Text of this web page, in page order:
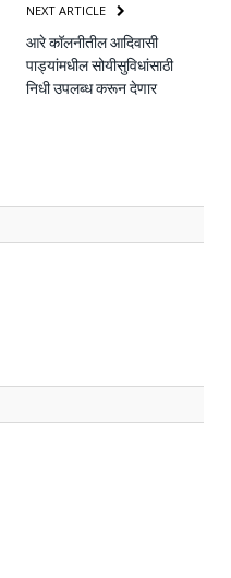
NEXT ARTICLE
आरे कॉलनीतील आदिवासी
पाड्यांमधील सोयीसुविधांसाठी
निधी उपलब्ध करून देणार